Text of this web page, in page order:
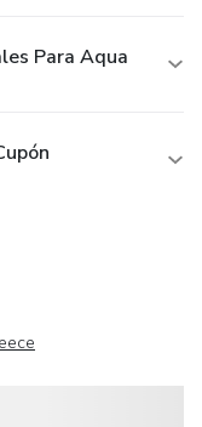
Para Aqua